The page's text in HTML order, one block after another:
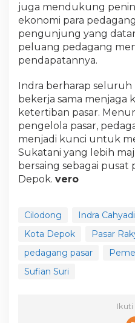
juga mendukung
ekonomi para
pengunjung yang
peluang pedagang
pendapatannya.
Indra berharap
bekerja sama menjaga
ketertiban pasar.
pengelola pasar,
menjadi kunci untuk
Sukatani yang lebih
bersaing sebagai pusat
Depok. vero
Cilodong Indra Cahyadi
Kota Depok
Pasar
pedagang pasar
Sufian Suri
Ikuti